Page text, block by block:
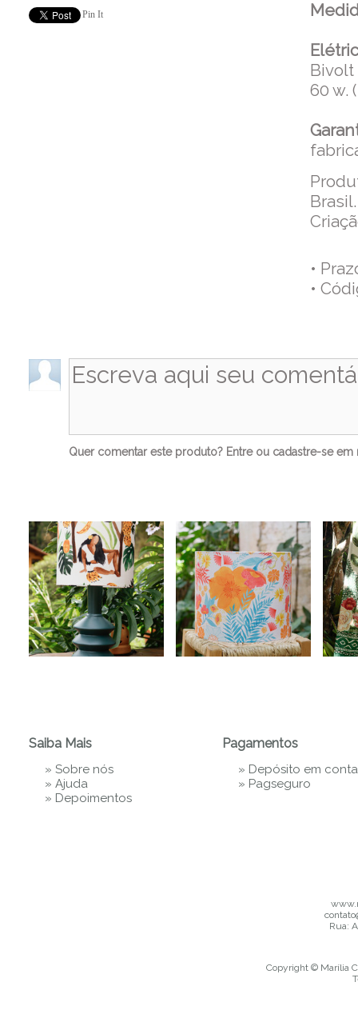
Pin It
Bivolt
60 w.
Brasil.
•
•
Quer comentar este produto? Entreou cadastre-seem
Saiba Mais
» Sobre nós
» Ajuda
» Depoimentos
Pagamentos
» Depósito em conta
» Pagseguro
Rua:
Copyright © Marília